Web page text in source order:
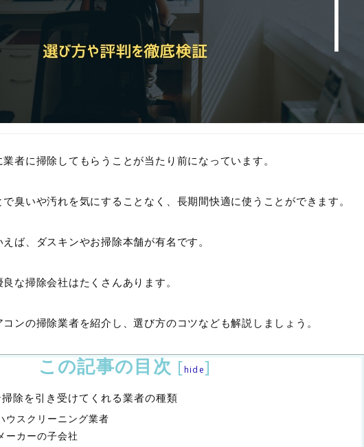
者に掃除してもらうことが当たり前になっています。
臭いや汚れを気にすることなく、長期間快適に使うことができます。
ば、ダスキンやお掃除本舗が有名です。
な掃除会社はたくさんあります。
ンの掃除業者を紹介し、選び方のコツなども解説しましょう。
この記事の目次 [hide]
除を引き受けてくれる業者の種類
ウスクリーニング業者
ーカーの子会社